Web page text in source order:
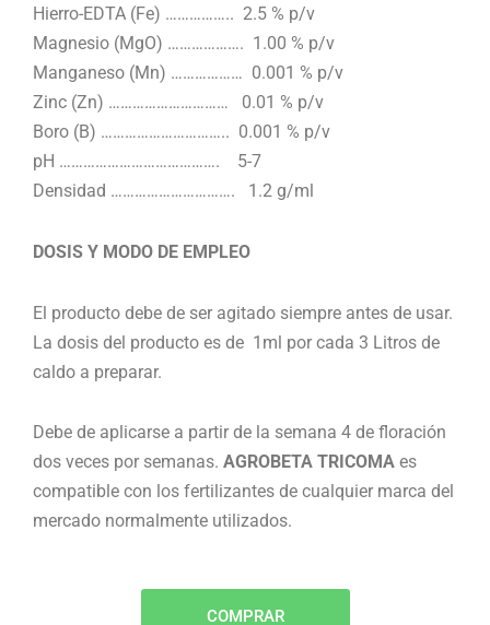
Hierro-EDTA (Fe) …………….. 2.5 % p/v
Magnesio (MgO) ………………. 1.00 % p/v
Manganeso (Mn) ……………… 0.001 % p/v
Zinc (Zn) ………………………… 0.01 % p/v
Boro (B) ………………………….. 0.001 % p/v
pH …………………………………. 5-7
Densidad …………………………. 1.2 g/ml
DOSIS Y MODO DE EMPLEO
El producto debe de ser agitado siempre antes de usar.
La dosis del producto es de 1ml por cada 3 Litros de
caldo a preparar.
Debe de aplicarse a partir de la semana 4 de floración
dos veces por semanas. AGROBETA TRICOMA es
compatible con los fertilizantes de cualquier marca del
mercado normalmente utilizados.
COMPRAR